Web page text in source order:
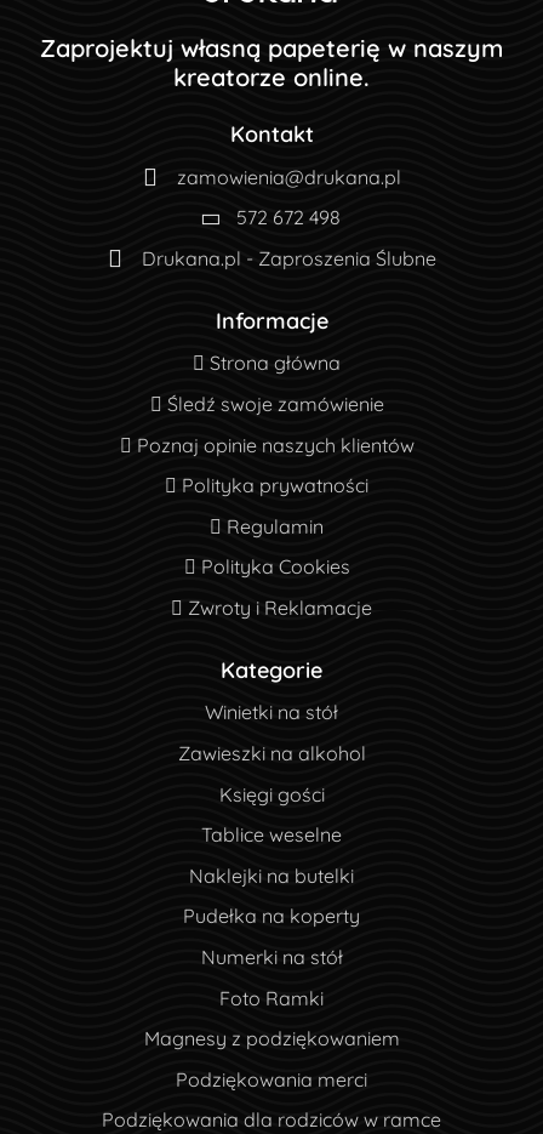
Zaprojektuj własną papeterię w naszym
kreatorze online.
Kontakt
zamowienia@drukana.pl
572 672 498
Drukana.pl - Zaproszenia Ślubne
Informacje
Strona główna
Strona główna
Śledź swoje zamówienie
Śledź swoje zamówienie
Poznaj opinie naszych klientów
Poznaj opinie naszych klientów
Polityka prywatności
Polityka prywatności
Regulamin
Regulamin
Polityka Cookies
Polityka Cookies
Zwroty i Reklamacje
Zwroty i Reklamacje
Kategorie
Winietki na stół
Zawieszki na alkohol
Księgi gości
Tablice weselne
Naklejki na butelki
Pudełka na koperty
Numerki na stół
Foto Ramki
Magnesy z podziękowaniem
Podziękowania merci
Podziękowania dla rodziców w ramce